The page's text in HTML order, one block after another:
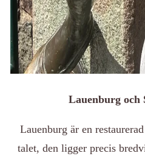
Lauenburg och
Lauenburg är en
talet, den ligger precis